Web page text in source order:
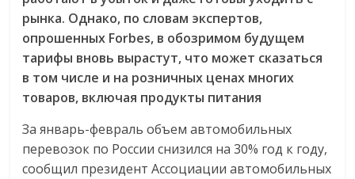
рынка. Однако, по словам экспертов,
опрошенных Forbes, в обозримом будущем
тарифы вновь вырастут, что может сказаться
в том числе и на розничных ценах многих
товаров, включая продукты питания
За январь-февраль объем автомобильных
перевозок по России снизился на 30% год к году,
сообщил президент Ассоциации автомобильных